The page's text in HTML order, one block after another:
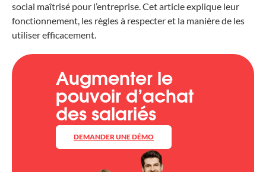
social maîtrisé pour l’entreprise. Cet article explique leur
fonctionnement, les règles à respecter et la manière de les
utiliser efficacement.
Augmenter le
pouvoir d’achat
des salariés
DEMANDER UNE DÉMO